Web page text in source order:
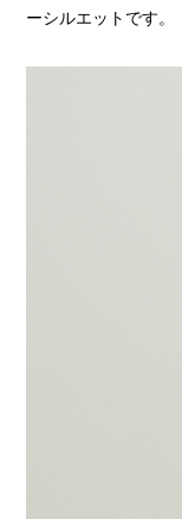
ーシルエットです。